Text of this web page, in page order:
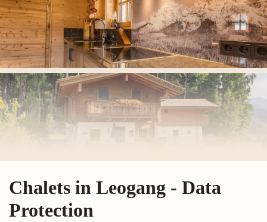
Chalets in Leogang - Data
Protection